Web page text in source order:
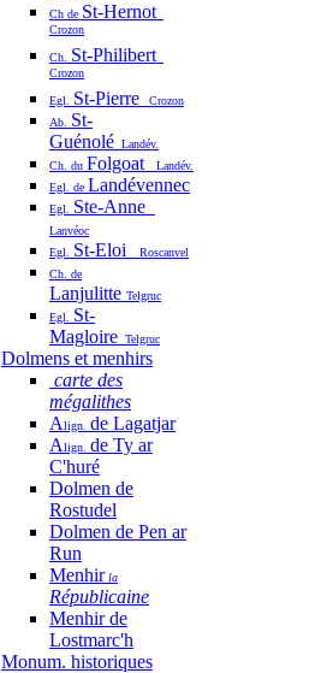
Ch de St-Hernot
Crozon
Ch. St-Philibert
Crozon
Egl. St-Pierre
Crozon
Ab. St-
Guénolé Landév.
Ch. du Folgoat
Landév.
Egl. de Landévennec
Egl. Ste-Anne
Lanvéoc
Egl. St-Eloi
Roscanvel
Ch. de
Lanjulitte Telgruc
Egl. St-
Magloire Telgruc
Dolmens et menhirs
carte des
mégalithes
Align. de Lagatjar
Align. de Ty ar
C'huré
Dolmen de
Rostudel
Dolmen de Pen ar
Run
Menhirla
Républicaine
Menhir de
Lostmarc'h
Monum. historiques